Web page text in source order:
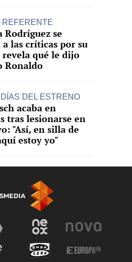
REFERENTE
Rodríguez se
las críticas por su
revela qué le dijo
Ronaldo
DEL ESTRENO
acaba en
tras lesionarse en
"Así, en silla de
estoy yo"